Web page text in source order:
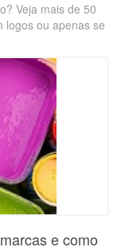
Veja mais de 50
logos ou apenas se
e como